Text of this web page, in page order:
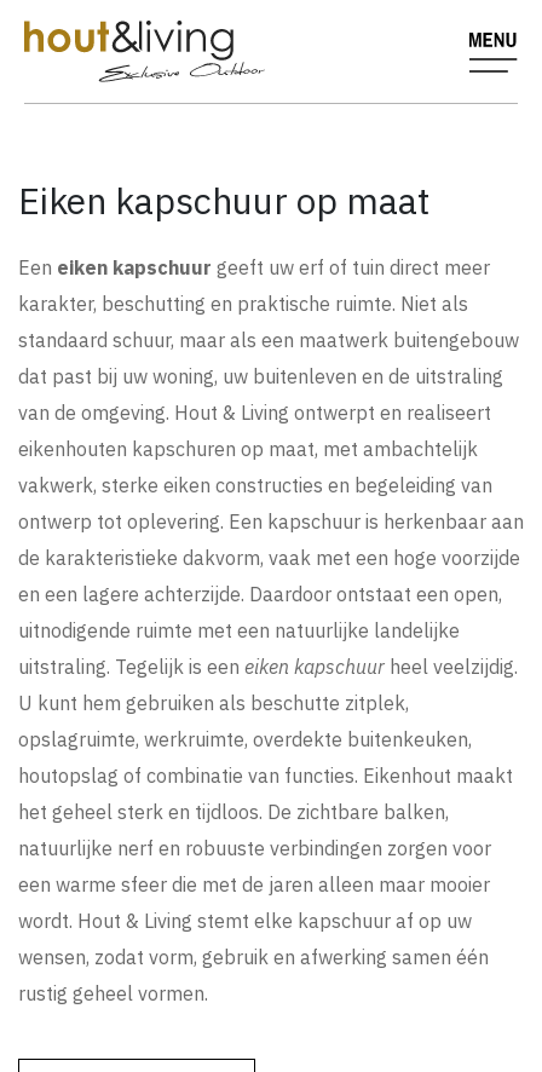
Eiken kapschuur op maat
Een eiken kapschuur geeft uw erf of tuin direct meer
karakter, beschutting en praktische ruimte. Niet als
standaard schuur, maar als een maatwerk buitengebouw
dat past bij uw woning, uw buitenleven en de uitstraling
van de omgeving. Hout & Living ontwerpt en realiseert
eikenhouten kapschuren op maat, met ambachtelijk
vakwerk, sterke eiken constructies en begeleiding van
ontwerp tot oplevering. Een kapschuur is herkenbaar aan
de karakteristieke dakvorm, vaak met een hoge voorzijde
en een lagere achterzijde. Daardoor ontstaat een open,
uitnodigende ruimte met een natuurlijke landelijke
uitstraling. Tegelijk is een eiken kapschuur heel veelzijdig.
U kunt hem gebruiken als beschutte zitplek,
opslagruimte, werkruimte, overdekte buitenkeuken,
houtopslag of combinatie van functies. Eikenhout maakt
het geheel sterk en tijdloos. De zichtbare balken,
natuurlijke nerf en robuuste verbindingen zorgen voor
een warme sfeer die met de jaren alleen maar mooier
wordt. Hout & Living stemt elke kapschuur af op uw
wensen, zodat vorm, gebruik en afwerking samen één
rustig geheel vormen.